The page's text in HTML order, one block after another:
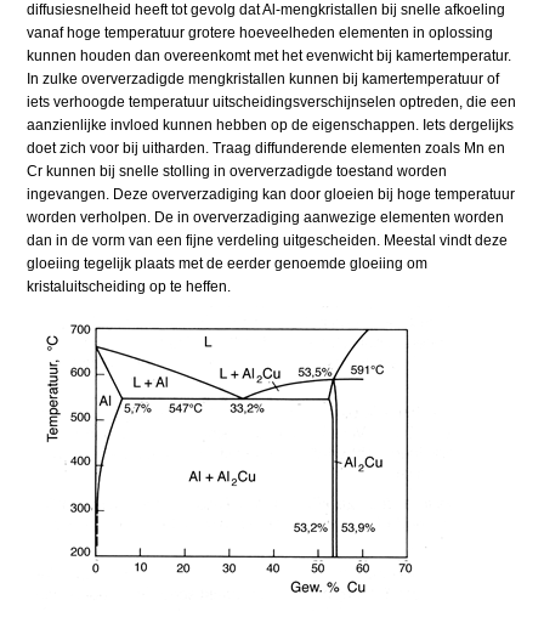
diffusiesnelheid heeft tot gevolg dat Al-mengkristallen bij snelle afkoeling
vanaf hoge temperatuur grotere hoeveelheden elementen in oplossing
kunnen houden dan overeenkomt met het evenwicht bij kamertemperatur.
In zulke oververzadigde mengkristallen kunnen bij kamertemperatuur of
iets verhoogde temperatuur uitscheidingsverschijnselen optreden, die een
aanzienlijke invloed kunnen hebben op de eigenschappen. Iets dergelijks
doet zich voor bij uitharden. Traag diffunderende elementen zoals Mn en
Cr kunnen bij snelle stolling in oververzadigde toestand worden
ingevangen. Deze oververzadiging kan door gloeien bij hoge temperatuur
worden verholpen. De in oververzadiging aanwezige elementen worden
dan in de vorm van een fijne verdeling uitgescheiden. Meestal vindt deze
gloeiing tegelijk plaats met de eerder genoemde gloeiing om
kristaluitscheiding op te heffen.